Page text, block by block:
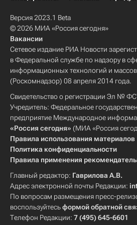
Версия 2023.1 Beta
© 2026 МИА «Россия сегодня»
Вакансии
Сетевое издание РИА Новости
в Федеральной службе по надзору в
информационных технологий и
(Роскомнадзор) 08 апреля 2014 года.
Свидетельство о регистрации Эл №
Учредитель: Федеральное
предприятие Международное
«Россия сегодня» (МИА «Россия
Правила использования материалов
Политика конфиденциальности
Правила применения
Главный редактор: Гаврилова А.В.
Адрес электронной почты Редакции:
По вопросам размещения пресс-
воспользуйтесьформой обратной
Телефон Редакции: 7 (495) 645-6601